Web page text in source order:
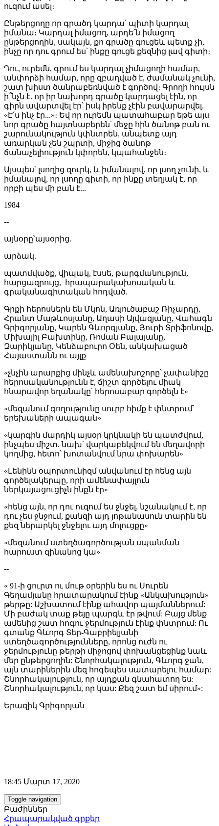
ուզում ասել։
Ընթերցողը որ գրածդ կարդա՝ պիտի կարդալ
իմանա։ Կարդալ իմացող, արդե՛ն իմացող
ընթերցողին, սակայն, քո գրածը գուցեև պետք չի,
ինչը որ դու գրում ես՝ ինքը գուցե քեզնից լավ գիտի։
Դու, ուրեմն, գրում ես կարդալ չիմացողի համար,
անփորձի համար, որը զբաղված է, ժամանակ չունի,
շատ խիստ ծանրաբեռնված է գործով։ Գրողի հույսն
ի՞նչն է. որ իր նախորդ գրածը կարդացել էին, որ
գիրն ավարտվել էր՝ իսկ իրենք չէին բավարարվել.
«Է՛ս ինչ էր...»։ Եվ որ ուրեմն պատահաբար եթե այս
նոր գրածը հայտնաբերեն՝ մեջը հին ծանոթ բան ու
շարունակություն կփնտրեն, անպետք այդ
առարկան չեն շպրտի, միջից ծանոթ
ճանաչելիություն կփորեն, կպահանջեն։
Այսպես՝ լսողից զուրկ, և իմանալով, որ լսող չունի, և
իմանալով, որ լսողը գիտի, որ ինքը տեղյակ է, որ
որբի պես մի բան է...
1984
--
այնօրը՝այսօրից.
արձակ.
պատմվածք, վիպակ, էսսե, թարգմանություն,
հարցազրույց, հրապարակախոսական և
գրականագիտական հոդված.
Գրքի հերոսներն են Մկոն, Առյուծաբաշ Ռիչարդը,
Հրանտ Մաթևոսյանը, Աղասի Այվազյանը, Վահագն
Գրիգորյանը, Կարեն Գևորգյանը, Յուրի Տրիֆոնովը,
Միխայիլ Բախտինը, Ռոման Բալայանը,
Զարիկյանը, Կենձաբուրո Օեն, անկախացած
Հայաստանն ու այլք
«չնչին արարքից մինչև ամենախոշորը՝ չափանիշը
հերոսականությունն է, ճիշտ գործելու միակ
հնարավոր եղանակը՝ հերոսաբար գործելն է»
«մեզանում գողությունը սուրբ հիմք է փնտրում՝
երեխաների ապագան»
«կարգին մարդիկ այսօր կրկնակի են պատժվում,
ինչպես միշտ. նախ՝ վարկաբեկվում են մեղավորի
կողմից, հետո՝ խոտանվում նրա փոխարեն»
«Լենինն օպորտունիզմ անվանում էր հենց այն
գործելակերպը, որի ամենափայլուն
ներկայացուցիչն ինքն էր»
«հենց այն, որ դու ուզում ես ջնջել, նշանակում է, որ
դու չես ջնջում, քանզի այդ յոթանասուն տարին են
քեզ ներարկել ջնջելու այդ մոլուցքը»
«մեզանում ստեղծագործության սպանման
հարուստ զինանոց կա»
--
« 91-ի ցուրտ ու մութ օրերին ես ու Սուրեն
Գեղամյանը հրատարակում էինք «Անկախություն»
թերթը: Աշխատում էինք ահավոր պայմաններում:
Մի բաժակ տաք թեյը պարգև էր թվում: Բայց մենք
ամենից շատ հոգու ջերմություն էինք փնտրում: Ու
գտանք Գևորգ Տեր-Գաբրիելյանի
ստեղծագործությունները, որոնց ուժն ու
ջերմությունը թերթի միջոցով փոխանցեցինք նաև
մեր ընթերցողին: Շնորհակալություն, Գևորգ ջան,
այն տարիներին մեզ հոգեպես սատարելու համար:
Շնորհակալություն, որ այդքան գնահատող ես:
Շնորհակալություն, որ կաս: Քեզ շատ եմ սիրում»:
Երազիկ Գրիգորյան
18:45 Մարտ 17, 2020
Toggle navigation
Բաժիններ
Հրապարակված գրքեր